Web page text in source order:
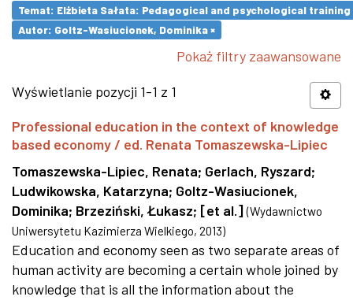
Temat: Elżbieta Sałata: Pedagogical and psychological
Autor: Goltz-Wasiucionek, Dominika ×
Pokaż filtry zaawansowane
Wyświetlanie pozycji 1-1 z 1
Professional education in the context of knowledge
based economy / ed. Renata Tomaszewska-Lipiec
Tomaszewska-Lipiec, Renata; Gerlach, Ryszard;
Ludwikowska, Katarzyna; Goltz-Wasiucionek,
Dominika; Brzeziński, Łukasz; [et al.] (Wydawnictwo
Uniwersytetu Kazimierza Wielkiego, 2013)
Education and economy seen as two separate areas of
human activity are becoming a certain whole joined by
knowledge that is all the information about the